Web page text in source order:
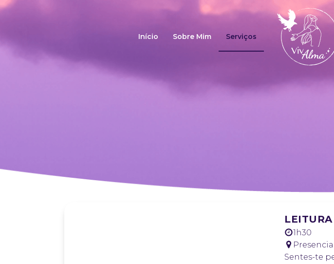
Início Sobre Mim Serviços
1h30
Sentes-te